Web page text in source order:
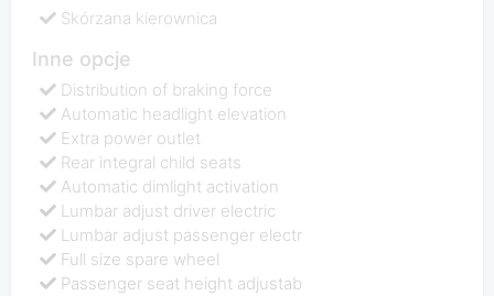
Skórzana kierownica
Inne opcje
Distribution of braking force
Automatic headlight elevation
Extra power outlet
Rear integral child seats
Automatic dimlight activation
Lumbar adjust driver electric
Lumbar adjust passenger electr
Full size spare wheel
Passenger seat height adjustab